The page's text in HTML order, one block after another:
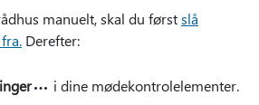
manuelt, skal du førstslå
Derefter:
i dine mødekontrolelementer.